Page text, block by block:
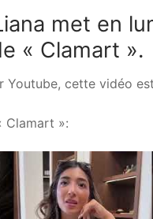
met en
« Clamart ».
Youtube, cette vidéo
Clamart »: